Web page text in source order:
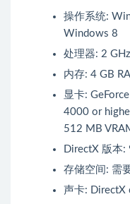
操作系统:
Windows 8
处理器: 2
内存: 4 GB
显卡:
4000 or
512 MB
DirectX 版本:
存储空间: 需
声卡: DirectX